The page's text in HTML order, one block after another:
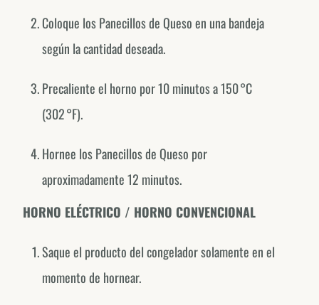
Coloque los Panecillos de Queso en una bandeja
según la cantidad deseada.
Precaliente el horno por 10 minutos a 150 °C
(302 °F).
Hornee los Panecillos de Queso por
aproximadamente 12 minutos.
HORNO ELÉCTRICO / HORNO CONVENCIONAL
Saque el producto del congelador solamente en el
momento de hornear.
Forno de Minas around the world.
EXPLORE OUR COUNTRY-SPECIFIC PROFILES
@fornodeminascanada
USA
Portugal